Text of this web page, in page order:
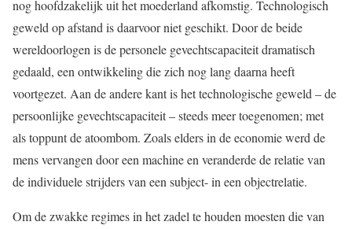
nog hoofdzakelijk uit het moederland afkomstig. Technologisch
geweld op afstand is daarvoor niet geschikt. Door de beide
wereldoorlogen is de personele gevechtscapaciteit dramatisch
gedaald, een ontwikkeling die zich nog lang daarna heeft
voortgezet. Aan de andere kant is het technologische geweld – de
persoonlijke gevechtscapaciteit – steeds meer toegenomen; met
als toppunt de atoombom. Zoals elders in de economie werd de
mens vervangen door een machine en veranderde de relatie van
de individuele strijders van een subject- in een objectrelatie.
Om de zwakke regimes in het zadel te houden moesten die van